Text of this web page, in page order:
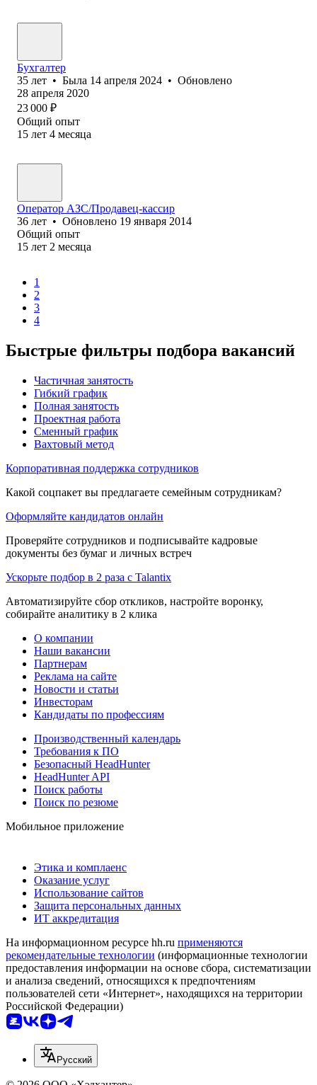
Бухгалтер
35 лет • Была 14 апреля 2024 • Обновлено
28 апреля 2020
23 000 ₽
Общий опыт
15 лет 4 месяца
Оператор АЗС/Продавец-кассир
36 лет • Обновлено 19 января 2014
Общий опыт
15 лет 2 месяца
1
2
3
4
Быстрые фильтры подбора вакансий
Частичная занятость
Гибкий график
Полная занятость
Проектная работа
Сменный график
Вахтовый метод
Корпоративная поддержка сотрудников
Какой соцпакет вы предлагаете семейным сотрудникам?
Оформляйте кандидатов онлайн
Проверяйте сотрудников и подписывайте кадровые
документы без бумаг и личных встреч
Ускорьте подбор в 2 раза с Talantix
Автоматизируйте сбор откликов, настройте воронку,
собирайте аналитику в 2 клика
О компании
Наши вакансии
Партнерам
Реклама на сайте
Новости и статьи
Инвесторам
Кандидаты по профессиям
Производственный календарь
Требования к ПО
Безопасный HeadHunter
HeadHunter API
Поиск работы
Поиск по резюме
Мобильное приложение
Этика и комплаенс
Оказание услуг
Использование сайтов
Защита персональных данных
ИТ аккредитация
На информационном ресурсе hh.ru применяются
рекомендательные технологии (информационные технологии
предоставления информации на основе сбора, систематизации
и анализа сведений, относящихся к предпочтениям
пользователей сети «Интернет», находящихся на территории
Российской Федерации)
Русский